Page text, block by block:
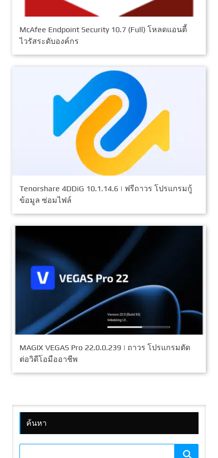
McAfee Endpoint Security 10.7 (Full) โหลดแอนตี้
ไวรัสระดับองค์กร
Tenorshare 4DDiG 10.1.14.6 | ฟรีถาวร โปรแกรมกู้
ข้อมูล ซ่อมไฟล์
MAGIX VEGAS Pro 22.0.0.239 | ถาวร โปรแกรมตัด
ต่อวิดีโอมืออาชีพ
ค้นหา